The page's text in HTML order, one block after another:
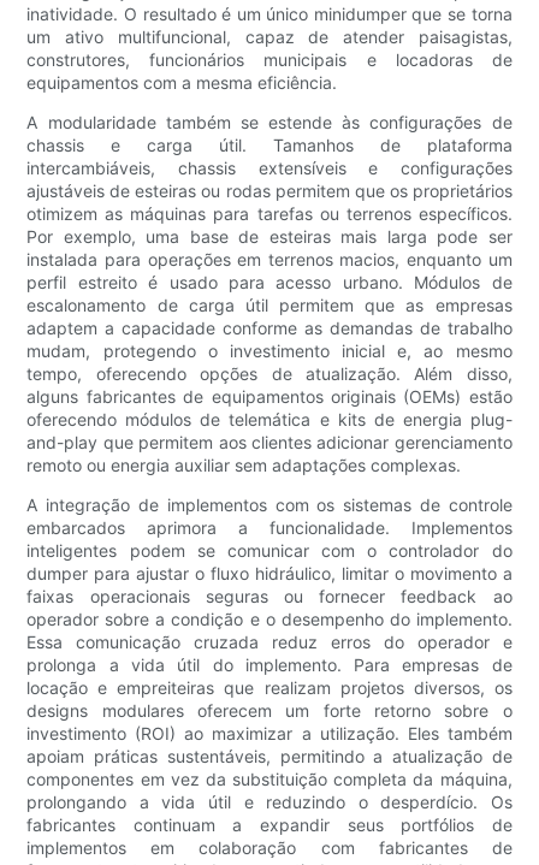
inatividade. O resultado é um único minidumper que se torna
um ativo multifuncional, capaz de atender paisagistas,
construtores, funcionários municipais e locadoras de
equipamentos com a mesma eficiência.
A modularidade também se estende às configurações de
chassis e carga útil. Tamanhos de plataforma
intercambiáveis, chassis extensíveis e configurações
ajustáveis ​​de esteiras ou rodas permitem que os proprietários
otimizem as máquinas para tarefas ou terrenos específicos.
Por exemplo, uma base de esteiras mais larga pode ser
instalada para operações em terrenos macios, enquanto um
perfil estreito é usado para acesso urbano. Módulos de
escalonamento de carga útil permitem que as empresas
adaptem a capacidade conforme as demandas de trabalho
mudam, protegendo o investimento inicial e, ao mesmo
tempo, oferecendo opções de atualização. Além disso,
alguns fabricantes de equipamentos originais (OEMs) estão
oferecendo módulos de telemática e kits de energia plug-
and-play que permitem aos clientes adicionar gerenciamento
remoto ou energia auxiliar sem adaptações complexas.
A integração de implementos com os sistemas de controle
embarcados aprimora a funcionalidade. Implementos
inteligentes podem se comunicar com o controlador do
dumper para ajustar o fluxo hidráulico, limitar o movimento a
faixas operacionais seguras ou fornecer feedback ao
operador sobre a condição e o desempenho do implemento.
Essa comunicação cruzada reduz erros do operador e
prolonga a vida útil do implemento. Para empresas de
locação e empreiteiras que realizam projetos diversos, os
designs modulares oferecem um forte retorno sobre o
investimento (ROI) ao maximizar a utilização. Eles também
apoiam práticas sustentáveis, permitindo a atualização de
componentes em vez da substituição completa da máquina,
prolongando a vida útil e reduzindo o desperdício. Os
fabricantes continuam a expandir seus portfólios de
implementos em colaboração com fabricantes de